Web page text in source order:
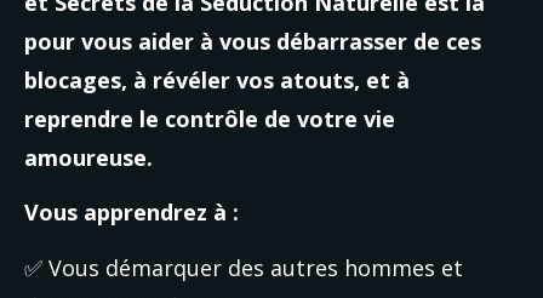
pour vous aider à vous débarrasser de ces
blocages, à révéler vos atouts, et à
reprendre le contrôle de votre vie
amoureuse.
Vous apprendrez à :
✅ Vous démarquer des autres hommes et